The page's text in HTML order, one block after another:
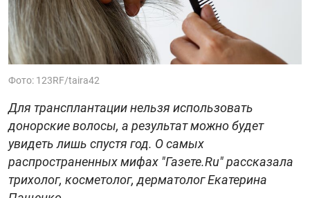
Фото: 123RF/taira42
Для трансплантации нельзя использовать
донорские волосы, а результат можно будет
увидеть лишь спустя год. О самых
распространенных мифах "Газете.Ru" рассказала
трихолог, косметолог, дерматолог Екатерина